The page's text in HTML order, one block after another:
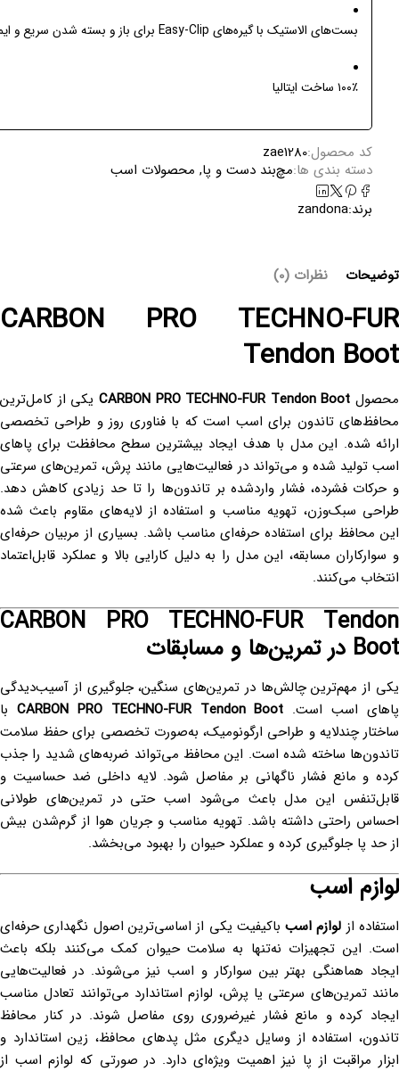
بست‌های الاستیک با گیره‌های Easy-Clip برای باز و بسته شدن سریع و ایمن
۱۰۰٪ ساخت ایتالیا
کد محصول:zae1280
دسته بندی ها:مچ‌بند دست و پا, محصولات اسب
برند:zandona
توضیحات نظرات (0)
CARBON PRO TECHNO-FUR
Tendon Boot
محصول CARBON PRO TECHNO-FUR Tendon Boot یکی از کامل‌ترین
محافظ‌های تاندون برای اسب است که با فناوری روز و طراحی تخصصی
ارائه شده. این مدل با هدف ایجاد بیشترین سطح محافظت برای پاهای
اسب تولید شده و می‌تواند در فعالیت‌هایی مانند پرش، تمرین‌های سرعتی
و حرکات فشرده، فشار واردشده بر تاندون‌ها را تا حد زیادی کاهش دهد.
طراحی سبک‌وزن، تهویه مناسب و استفاده از لایه‌های مقاوم باعث شده
این محافظ برای استفاده حرفه‌ای مناسب باشد. بسیاری از مربیان حرفه‌ای
و سوارکاران مسابقه، این مدل را به دلیل کارایی بالا و عملکرد قابل‌اعتماد
انتخاب می‌کنند.
CARBON PRO TECHNO-FUR Tendon
Boot در تمرین‌ها و مسابقات
یکی از مهم‌ترین چالش‌ها در تمرین‌های سنگین، جلوگیری از آسیب‌دیدگی
پاهای اسب است. CARBON PRO TECHNO-FUR Tendon Boot با
ساختار چندلایه و طراحی ارگونومیک، به‌صورت تخصصی برای حفظ سلامت
تاندون‌ها ساخته شده است. این محافظ می‌تواند ضربه‌های شدید را جذب
کرده و مانع فشار ناگهانی بر مفاصل شود. لایه داخلی ضد حساسیت و
قابل‌تنفس این مدل باعث می‌شود اسب حتی در تمرین‌های طولانی
احساس راحتی داشته باشد. تهویه مناسب و جریان هوا از گرم‌شدن بیش
از حد پا جلوگیری کرده و عملکرد حیوان را بهبود می‌بخشد.
لوازم اسب
استفاده از لوازم اسبباکیفیت یکی از اساسی‌ترین اصول نگهداری حرفه‌ای
است. این تجهیزات نه‌تنها به سلامت حیوان کمک می‌کنند بلکه باعث
ایجاد هماهنگی بهتر بین سوارکار و اسب نیز می‌شوند. در فعالیت‌هایی
مانند تمرین‌های سرعتی یا پرش، لوازم استاندارد می‌توانند تعادل مناسب
ایجاد کرده و مانع فشار غیرضروری روی مفاصل شوند. در کنار محافظ
تاندون، استفاده از وسایل دیگری مثل پدهای محافظ، زین استاندارد و
ابزار مراقبت از پا نیز اهمیت ویژه‌ای دارد. در صورتی که لوازم اسب از